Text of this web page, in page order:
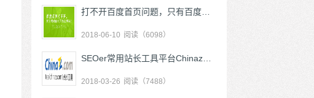
2018-06-10 阅读（6098）
2018-03-26 阅读（7488）